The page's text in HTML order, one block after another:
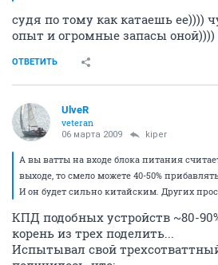
судя по тому как катаешь ее))))
опыт и огромные запасы оной))))
ОТВЕТИТЬ
UlveR
veteran
06 марта 2009 kiper
А вы ватты на входе блока питания
выходе, то смело можете 40-50%
И он будет сильно китайским. Других
КПД подобных устройств ~80-
корень из трех поделить...
Испытывал свой